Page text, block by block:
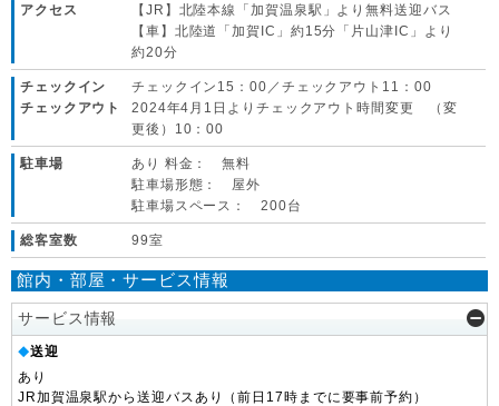
アクセス
【JR】北陸本線「加賀温泉駅」より無料送迎バス
【車】北陸道「加賀IC」約15分「片山津IC」より
約20分
チェックイン
チェックアウト
チェックイン15：00／チェックアウト11：00
2024年4月1日よりチェックアウト時間変更 （変
更後）10：00
駐車場
あり 料金： 無料
駐車場形態： 屋外
駐車場スペース： 200台
総客室数 99室
館内・部屋・サービス情報
サービス情報
◆送迎
あり
JR加賀温泉駅から送迎バスあり（前日17時までに要事前予約）